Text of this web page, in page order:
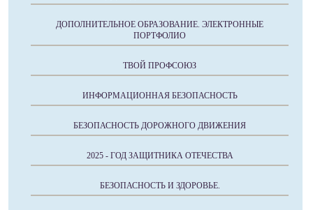
ДОПОЛНИТЕЛЬНОЕ ОБРАЗОВАНИЕ. ЭЛЕКТРОННЫЕ
ПОРТФОЛИО
ТВОЙ ПРОФСОЮЗ
ИНФОРМАЦИОННАЯ БЕЗОПАСНОСТЬ
БЕЗОПАСНОСТЬ ДОРОЖНОГО ДВИЖЕНИЯ
2025 - ГОД ЗАЩИТНИКА ОТЕЧЕСТВА
БЕЗОПАСНОСТЬ И ЗДОРОВЬЕ.